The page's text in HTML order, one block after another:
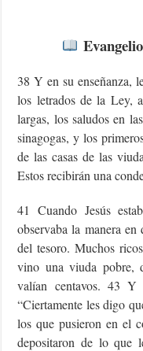
38 Y en su enseñanza,
los letrados de la Ley,
largas, los saludos en
sinagogas, y los
de las casas de las
Estos recibirán una
41 Cuando Jesús
observaba la manera
del tesoro. Muchos
vino una viuda pobre,
valían centavos. 43 Y
“Ciertamente les digo
los que pusieron en el
depositaron de lo que